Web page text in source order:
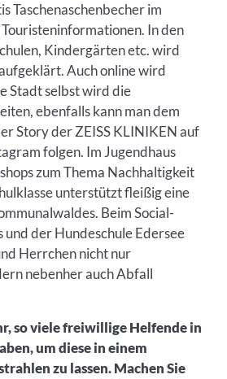
Taschenaschenbecher im
In den
Kindergärten etc. wird
Auch online wird
Stadt selbst wird die
ebenfalls kann man dem
Story der ZEISS KLINIKEN auf
folgen. Im Jugendhaus
zum Thema Nachhaltigkeit
unterstützt fleißig eine
Beim Social-
und der Hundeschule Edersee
Herrchen nicht nur
nebenher auch Abfall
so viele freiwillige Helfende in
um diese in einem
zu lassen. Machen Sie